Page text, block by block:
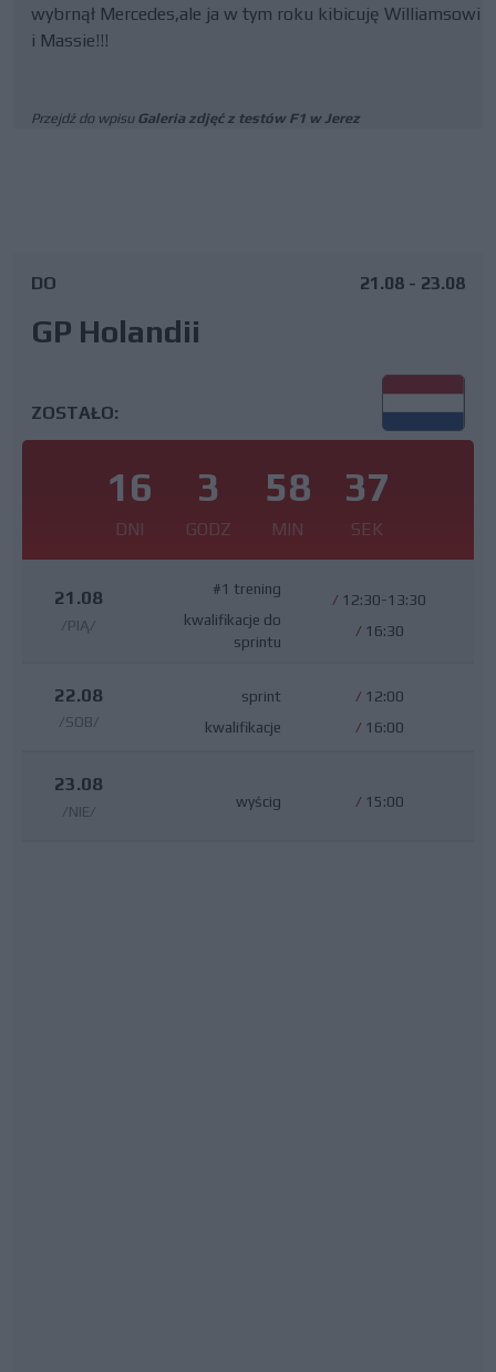
wybrnął Mercedes,ale ja w tym roku kibicuję Williamsowi
i Massie!!!
Przejdź do wpisu Galeria zdjęć z testów F1 w Jerez
DO
GP Holandii
21.08 - 23.08
ZOSTAŁO:
16
DNI
3
GODZ
58
MIN
36
SEK
21.08
/PIĄ/
#1 trening
kwalifikacje do
sprintu
/ 12:30-13:30
/ 16:30
22.08
/SOB/
sprint
kwalifikacje
/ 12:00
/ 16:00
23.08
/NIE/
wyścig / 15:00